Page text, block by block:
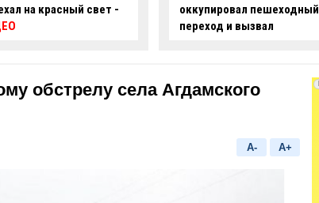
пешеходный
и вызвал
ряде улиц Баку ограничат
движение
обстрелу села Агдамского
A- A+